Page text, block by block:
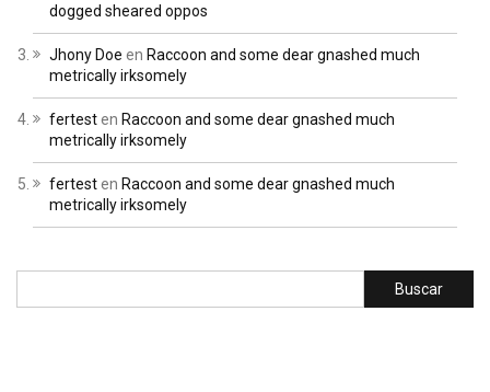
dogged sheared oppos
Jhony Doe en Raccoon and some dear gnashed much
metrically irksomely
fertesten Raccoon and some dear gnashed much
metrically irksomely
fertesten Raccoon and some dear gnashed much
metrically irksomely